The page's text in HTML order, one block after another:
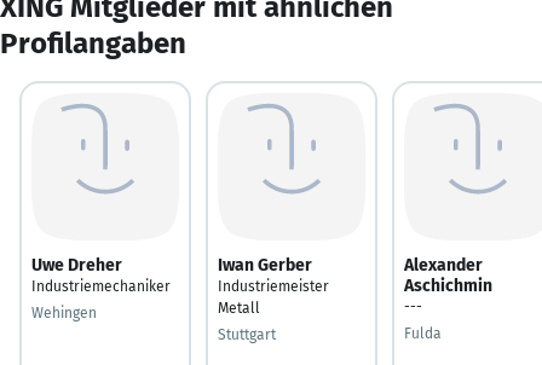
Profilangaben
Uwe Dreher
Industriemechaniker
Wehingen
Iwan Gerber
Industriemeister
Metall
Stuttgart
Alexander
Aschichmin
---
Fulda